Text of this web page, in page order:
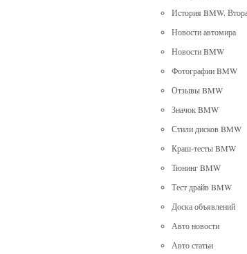
История BMW.
Новости автомира
Новости BMW
Фотографии BMW
Отзывы BMW
Значок BMW
Стили дисков BMW
Краш-тесты BMW
Тюнинг BMW
Тест драйв BMW
Доска объявлений
Авто новости
Авто статьи